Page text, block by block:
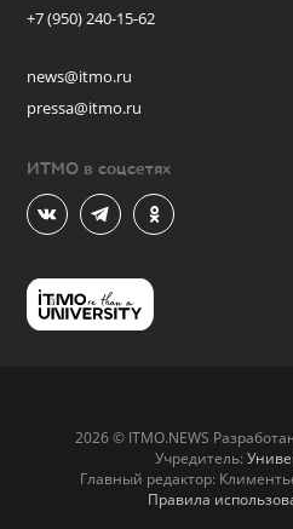
+7 (950) 240-15-62
news@itmo.ru
pressa@itmo.ru
ИТМО в соцсетях
2026 © ITMO.NEWS
Учредитель:
Главный редактор:
Правила